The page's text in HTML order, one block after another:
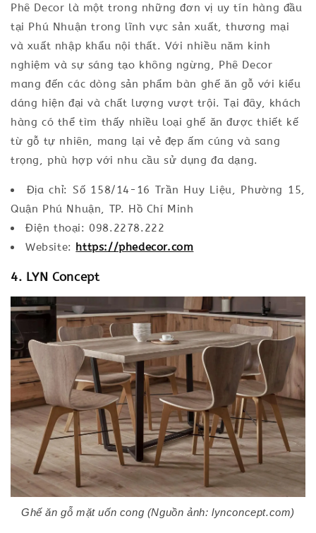
Phê Decor là một trong những đơn vị uy tín hàng đầu
tại Phú Nhuận trong lĩnh vực sản xuất, thương mại
và xuất nhập khẩu nội thất. Với nhiều năm kinh
nghiệm và sự sáng tạo không ngừng, Phê Decor
mang đến các dòng sản phẩm bàn ghế ăn gỗ với kiểu
dáng hiện đại và chất lượng vượt trội. Tại đây, khách
hàng có thể tìm thấy nhiều loại ghế ăn được thiết kế
từ gỗ tự nhiên, mang lại vẻ đẹp ấm cúng và sang
trọng, phù hợp với nhu cầu sử dụng đa dạng.
Địa chỉ: Số 158/14-16 Trần Huy Liệu, Phường 15,
Quận Phú Nhuận, TP. Hồ Chí Minh
Điện thoại: 098.2278.222
Website:
https://phedecor.com
4. LYN Concept
Ghế ăn gỗ mặt uốn cong (Nguồn ảnh: lynconcept.com)